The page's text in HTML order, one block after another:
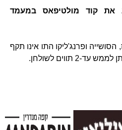
את קוד מולטיפאס במעמד
ופרנג'ליקו התו אינו תקף
2 תווים לשולחן.